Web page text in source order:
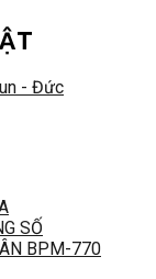
- Đức
SỐ
BPM-770